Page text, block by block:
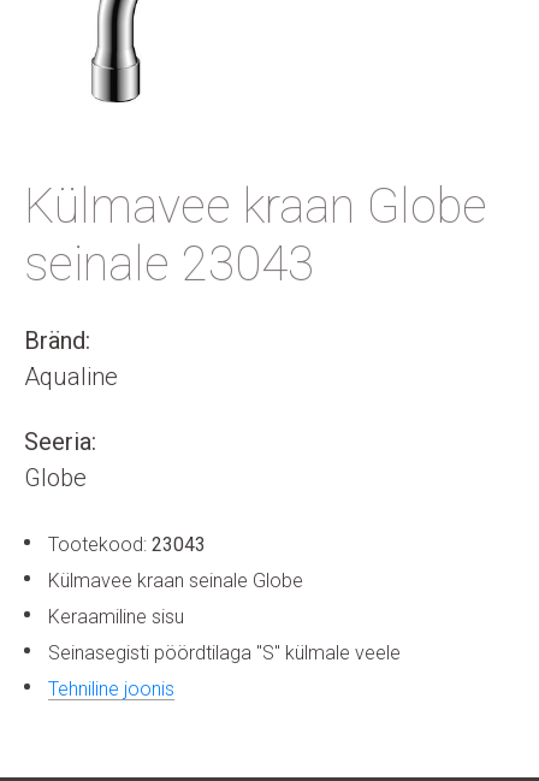
Külmavee kraan Globe
seinale 23043
Bränd:
Aqualine
Seeria:
Globe
Tootekood: 23043
Külmavee kraan seinale Globe
Keraamiline sisu
Seinasegisti pöördtilaga "S" külmale veele
Tehniline joonis